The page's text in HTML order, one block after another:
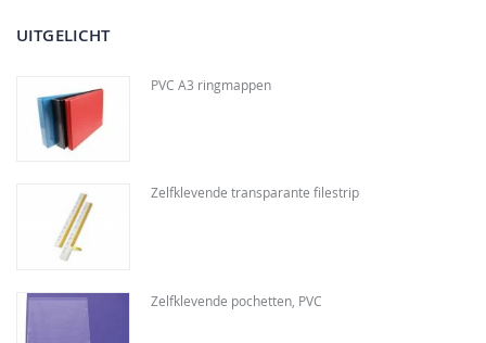
UITGELICHT
PVC A3 ringmappen
Zelfklevende transparante filestrip
Zelfklevende pochetten, PVC